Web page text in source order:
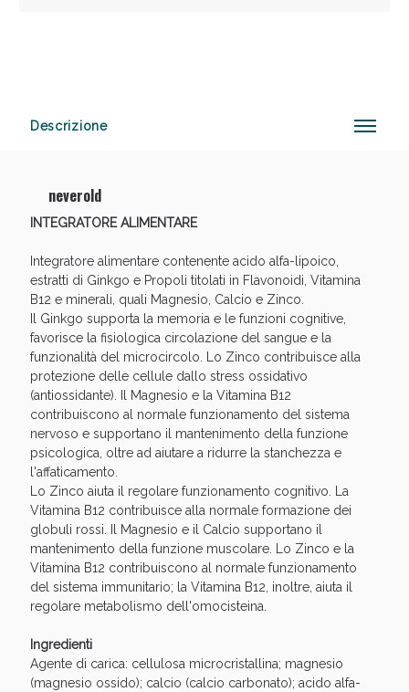
Descrizione
neverold
INTEGRATORE ALIMENTARE
Integratore alimentare contenente acido alfa-lipoico,
estratti di Ginkgo e Propoli titolati in Flavonoidi, Vitamina
B12 e minerali, quali Magnesio, Calcio e Zinco.
Il Ginkgo supporta la memoria e le funzioni cognitive,
favorisce la fisiologica circolazione del sangue e la
funzionalità del microcircolo. Lo Zinco contribuisce alla
protezione delle cellule dallo stress ossidativo
(antiossidante). Il Magnesio e la Vitamina B12
contribuiscono al normale funzionamento del sistema
nervoso e supportano il mantenimento della funzione
psicologica, oltre ad aiutare a ridurre la stanchezza e
l'affaticamento.
Lo Zinco aiuta il regolare funzionamento cognitivo. La
Vitamina B12 contribuisce alla normale formazione dei
globuli rossi. Il Magnesio e il Calcio supportano il
mantenimento della funzione muscolare. Lo Zinco e la
Vitamina B12 contribuiscono al normale funzionamento
del sistema immunitario; la Vitamina B12, inoltre, aiuta il
regolare metabolismo dell'omocisteina.
Ingredienti
Agente di carica: cellulosa microcristallina; magnesio
(magnesio ossido); calcio (calcio carbonato); acido alfa-
Sconto fino al 55% disponibile oggi!
Vie Urinarie e Prostata: Sconti fino al 45% oggi!